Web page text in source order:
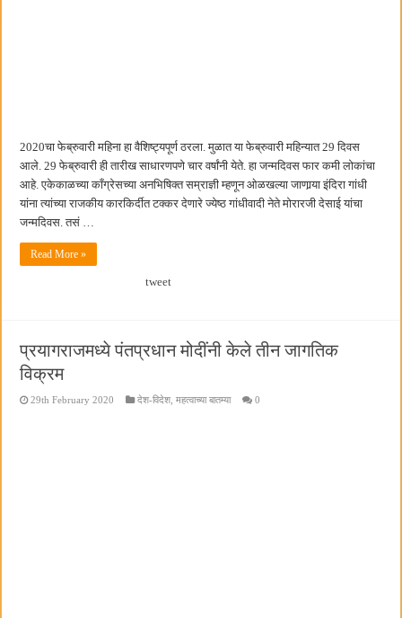
2020चा फेब्रुवारी महिना हा वैशिष्ट्यपूर्ण ठरला. मुळात या फेब्रुवारी महिन्यात 29 दिवस
आले. 29 फेब्रुवारी ही तारीख साधारणपणे चार वर्षांनी येते. हा जन्मदिवस फार कमी लोकांचा
आहे. एकेकाळच्या काँग्रेसच्या अनभिषिक्त सम्राज्ञी म्हणून ओळखल्या जाणार्‍या इंदिरा गांधी
यांना त्यांच्या राजकीय कारकिर्दीत टक्कर देणारे ज्येष्ठ गांधीवादी नेते मोरारजी देसाई यांचा
जन्मदिवस. तसं …
Read More »
tweet
प्रयागराजमध्ये पंतप्रधान मोदींनी केले तीन जागतिक
विक्रम
29th February 2020 देश-विदेश ,महत्वाच्या बातम्या 0